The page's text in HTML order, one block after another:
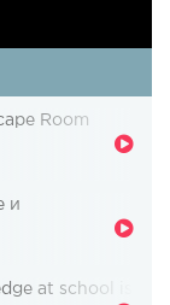
Room
и
at school is